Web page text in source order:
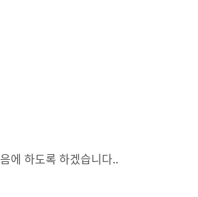
에 하도록 하겠습니다..